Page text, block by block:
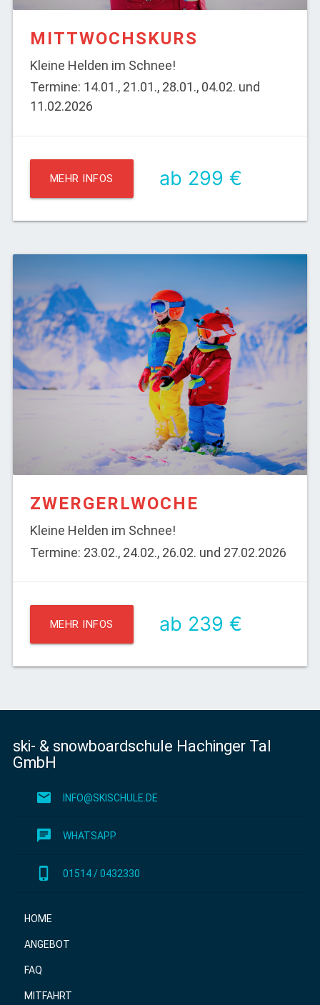
MITTWOCHSKURS
Kleine Helden im Schnee!
Termine: 14.01., 21.01., 28.01., 04.02. und
11.02.2026
MEHR INFOS ab 299 €
ZWERGERLWOCHE
Kleine Helden im Schnee!
Termine: 23.02., 24.02., 26.02. und 27.02.2026
MEHR INFOS ab 239 €
ski- & snowboardschule Hachinger Tal
GmbH
mail INFO@SKISCHULE.DE
chat WHATSAPP
phone_iphone 01514 / 0432330
HOME
ANGEBOT
FAQ
MITFAHRT